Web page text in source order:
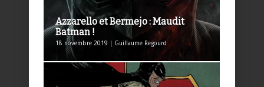
Azzarello et Bermejo : Maudit
Batman !
18 novembre 2019 | Guillaume Regourd